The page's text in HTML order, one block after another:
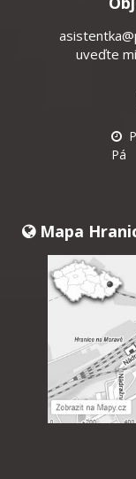
uveďte
Pá
Mapa